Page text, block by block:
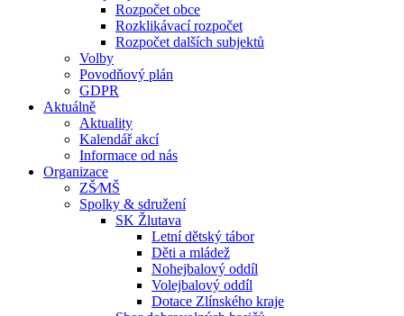
Rozpočet obce
Rozklikávací rozpočet
Rozpočet dalších subjektů
Volby
Povodňový plán
GDPR
Aktuálně
Aktuality
Kalendář akcí
Informace od nás
Organizace
ZŠ⁄MŠ
Spolky & sdružení
SK Žlutava
Letní dětský tábor
Děti a mládež
Nohejbalový oddíl
Volejbalový oddíl
Dotace Zlínského kraje